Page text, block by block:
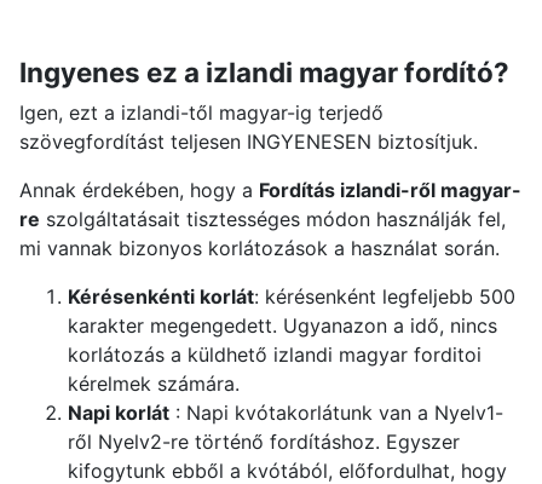
Ingyenes ez a izlandi magyar fordító?
Igen, ezt a izlandi-től magyar-ig terjedő
szövegfordítást teljesen INGYENESEN biztosítjuk.
Annak érdekében, hogy a Fordítás izlandi-ről magyar-
re szolgáltatásait tisztességes módon használják fel,
mi vannak bizonyos korlátozások a használat során.
Kérésenkénti korlát: kérésenként legfeljebb 500
karakter megengedett. Ugyanazon a idő, nincs
korlátozás a küldhető izlandi magyar forditoi
kérelmek számára.
Napi korlát: Napi kvótakorlátunk van a Nyelv1-
ről Nyelv2-re történő fordításhoz. Egyszer
kifogytunk ebből a kvótából, előfordulhat, hogy